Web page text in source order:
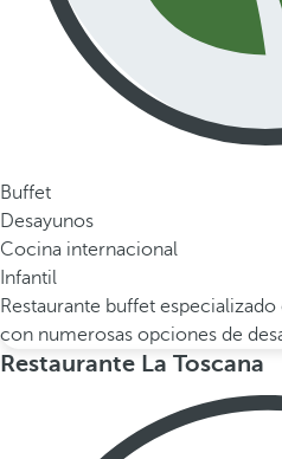
Buffet
Desayunos
Cocina internacional
Infantil
Restaurante buffet
con numerosas opciones de
Restaurante La Toscana